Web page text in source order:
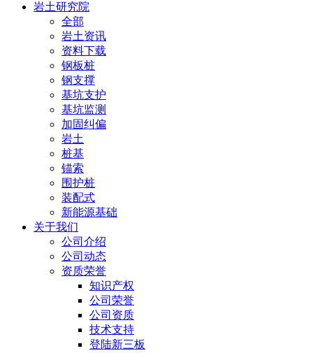
岩土研究院
全部
岩土资讯
资料下载
钢板桩
钢支撑
基坑支护
基坑监测
加固纠偏
岩土
桩基
锚索
围护桩
装配式
新能源基础
关于我们
公司介绍
公司动态
资质荣誉
知识产权
公司荣誉
公司资质
技术支持
登陆新三板